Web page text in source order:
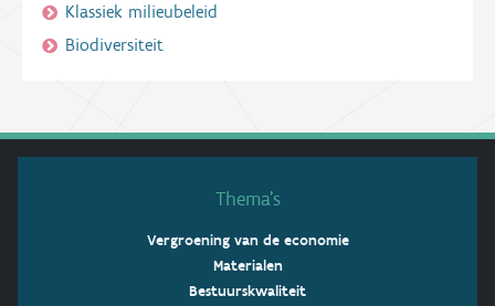
Klassiek milieubeleid
Biodiversiteit
Thema’s
Vergroening van de economie
Materialen
Bestuurskwaliteit